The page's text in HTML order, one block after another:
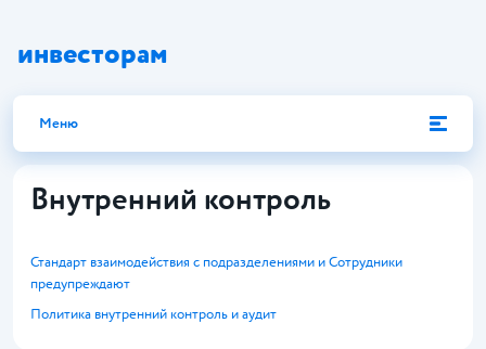
инвесторам
Меню
Внутренний контроль
Стандарт взаимодействия с подразделениями и Сотрудники
предупреждают
Политика внутренний контроль и аудит